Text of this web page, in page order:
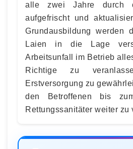
alle zwei Jahre durch
aufgefrischt und
Grundausbildung werden
Laien in die Lage
Arbeitsunfall im Betrieb
Richtige zu
Erstversorgung zu
den Betroffenen bis
Rettungssanitäter weiter zu